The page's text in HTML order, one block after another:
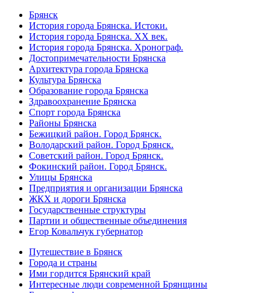
Брянск
История города Брянска. Истоки.
История города Брянска. XX век.
История города Брянска. Хронограф.
Достопримечательности Брянска
Архитектура города Брянска
Культура Брянска
Образование города Брянска
Здравоохранение Брянска
Спорт города Брянска
Районы Брянска
Бежицкий район. Город Брянск.
Володарский район. Город Брянск.
Советский район. Город Брянск.
Фокинский район. Город Брянск.
Улицы Брянска
Предприятия и организации Брянска
ЖКХ и дороги Брянска
Государственные структуры
Партии и общественные объединения
Егор Ковальчук губернатор
Путешествие в Брянск
Города и страны
Ими гордится Брянский край
Интересные люди современной Брянщины